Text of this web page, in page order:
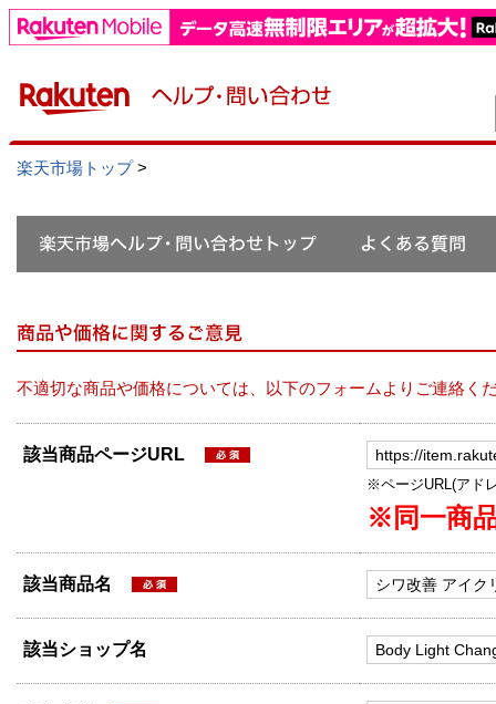
楽天市場トップ>
不適切な商品や価格については、以下のフォームよりご連絡く
該当商品ページURL
※ページURL(アド
※同一商
該当商品名
該当ショップ名